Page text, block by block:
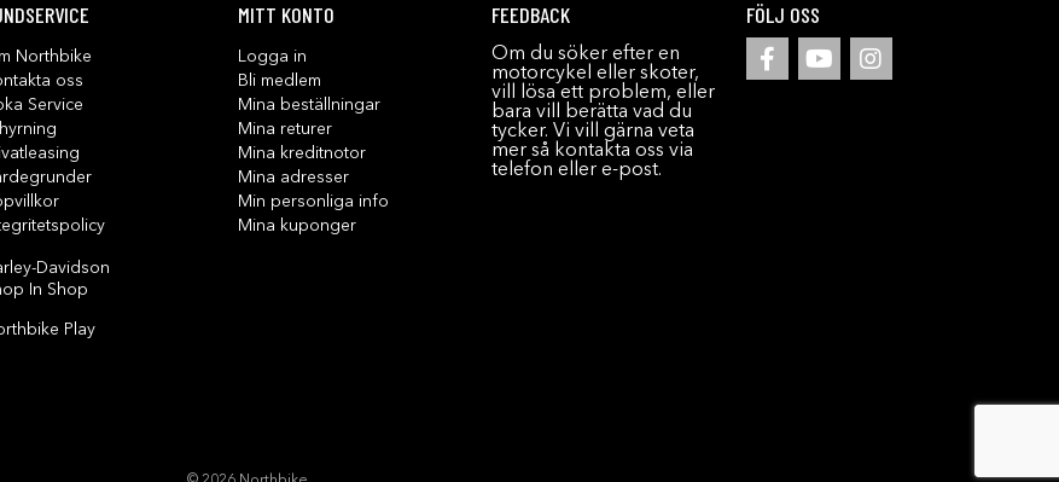
Northbike
oss
Service
Davidson
In Shop
Play
MITT KONTO
Logga in
Bli medlem
Mina beställningar
Mina returer
Mina kreditnotor
Mina adresser
Min personliga info
Mina kuponger
FEEDBACK
Om du söker efter en
motorcykel eller skoter,
vill lösa ett problem, eller
bara vill berätta vad du
tycker. Vi vill gärna veta
mer så kontakta oss via
telefon eller e-post.
FÖLJ OSS